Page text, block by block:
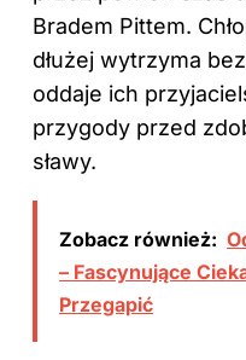
Bradem Pittem.
dłużej wytrzyma
oddaje ich
przygody przed
sławy.
Zobacz również:
– Fascynujące
Przegapić